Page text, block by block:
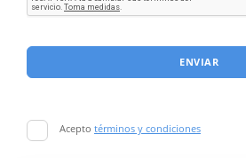
ENVIAR
Acepto términos y condiciones